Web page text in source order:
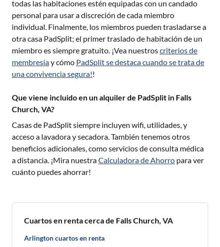
todas las habitaciones estén equipadas con un candado
personal para usar a discreción de cada miembro
individual. Finalmente, los miembros pueden trasladarse a
otra casa PadSplit; el primer traslado de habitación de un
miembro es siempre gratuito. ¡Vea nuestroscriterios de
membresíay cómo PadSplit se destaca cuando se trata de
una convivencia segura!!
Que viene incluido en un alquiler de PadSplit in Falls
Church, VA?
Casas de PadSplit siempre incluyen wifi, utilidades, y
acceso a lavadora y secadora. También tenemos otros
beneficios adicionales, como servicios de consulta médica
a distancia. ¡Mira nuestraCalculadora de Ahorro para ver
cuánto puedes ahorrar!
Cuartos en renta cerca de Falls Church, VA
Arlington cuartos en renta